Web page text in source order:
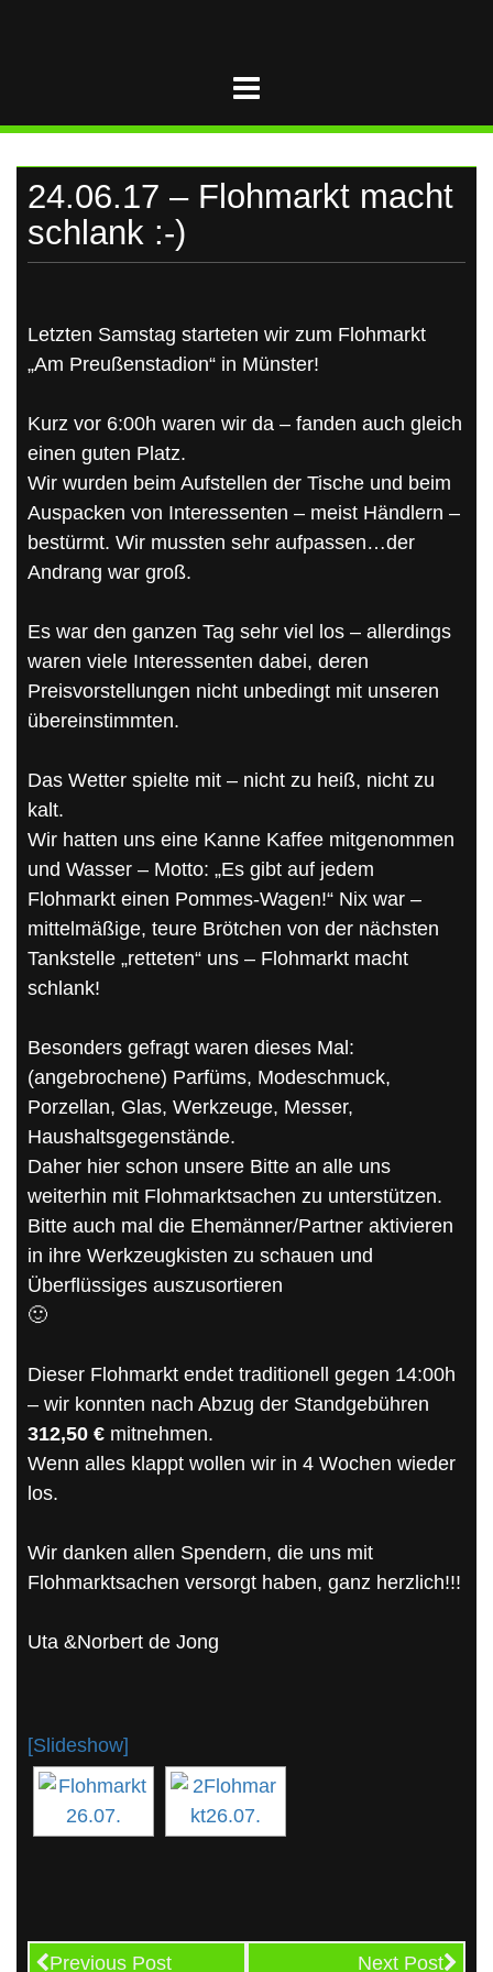
24.06.17 – Flohmarkt macht
schlank :-)
Letzten Samstag starteten wir zum Flohmarkt
„Am Preußenstadion“ in Münster!
Kurz vor 6:00h waren wir da – fanden auch gleich
einen guten Platz.
Wir wurden beim Aufstellen der Tische und beim
Auspacken von Interessenten – meist Händlern –
bestürmt. Wir mussten sehr aufpassen…der
Andrang war groß.
Es war den ganzen Tag sehr viel los – allerdings
waren viele Interessenten dabei, deren
Preisvorstellungen nicht unbedingt mit unseren
übereinstimmten.
Das Wetter spielte mit – nicht zu heiß, nicht zu
kalt.
Wir hatten uns eine Kanne Kaffee mitgenommen
und Wasser – Motto: „Es gibt auf jedem
Flohmarkt einen Pommes-Wagen!“ Nix war –
mittelmäßige, teure Brötchen von der nächsten
Tankstelle „retteten“ uns – Flohmarkt macht
schlank!
Besonders gefragt waren dieses Mal:
(angebrochene) Parfüms, Modeschmuck,
Porzellan, Glas, Werkzeuge, Messer,
Haushaltsgegenstände.
Daher hier schon unsere Bitte an alle uns
weiterhin mit Flohmarktsachen zu unterstützen.
Bitte auch mal die Ehemänner/Partner aktivieren
in ihre Werkzeugkisten zu schauen und
Überflüssiges auszusortieren
🙂
Dieser Flohmarkt endet traditionell gegen 14:00h
– wir konnten nach Abzug der Standgebühren
312,50 € mitnehmen.
Wenn alles klappt wollen wir in 4 Wochen wieder
los.
Wir danken allen Spendern, die uns mit
Flohmarktsachen versorgt haben, ganz herzlich!!!
Uta &Norbert de Jong
[Slideshow]
Previous Post Next Post